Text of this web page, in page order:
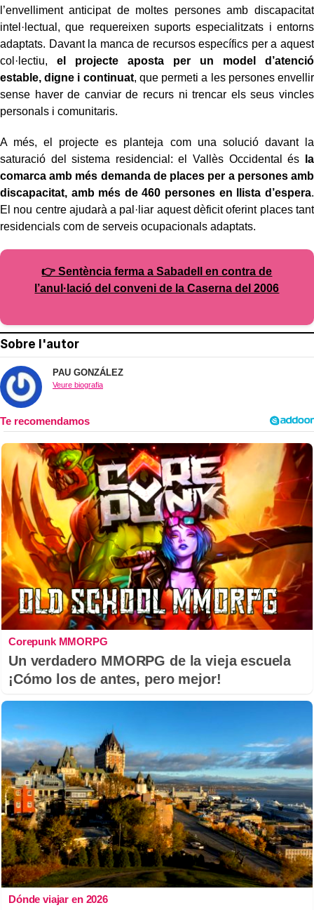
l’envelliment anticipat de moltes persones amb discapacitat
intel·lectual, que requereixen suports especialitzats i entorns
adaptats. Davant la manca de recursos específics per a aquest
col·lectiu, el projecte aposta per un model d’atenció
estable, digne i continuat, que permeti a les persones envellir
sense haver de canviar de recurs ni trencar els seus vincles
personals i comunitaris.
A més, el projecte es planteja com una solució davant la
saturació del sistema residencial: el Vallès Occidental és la
comarca amb més demanda de places per a persones amb
discapacitat, amb més de 460 persones en llista d’espera.
El nou centre ajudarà a pal·liar aquest dèficit oferint places tant
residencials com de serveis ocupacionals adaptats.
👉 Sentència ferma a Sabadell en contra de
l’anul·lació del conveni de la Caserna del 2006
Sobre l'autor
PAU GONZÁLEZ
Veure biografia
Corepunk MMORPG
Un verdadero MMORPG de la vieja escuela
¡Cómo los de antes, pero mejor!
Dónde viajar en 2026